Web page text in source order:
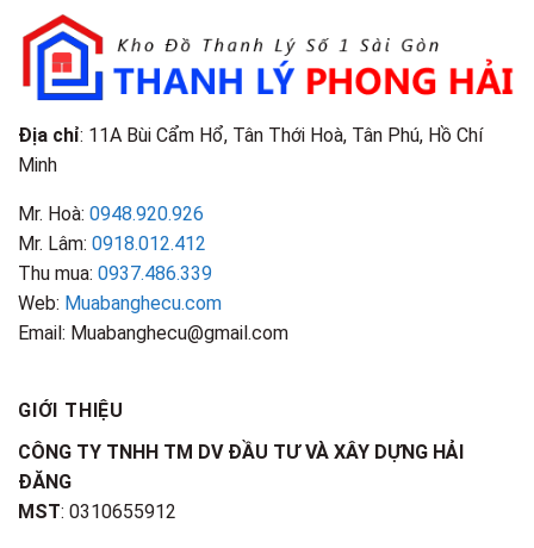
Điểm
Nhận
Biết
Địa chỉ: 11A Bùi Cẩm Hổ, Tân Thới Hoà, Tân Phú, Hồ Chí
Minh
Mr. Hoà: 0948.920.926
Mr. Lâm: 0918.012.412
Thu mua: 0937.486.339
Web: Muabanghecu.com
Email: Muabanghecu@gmail.com
GIỚI THIỆU
CÔNG TY TNHH TM DV ĐẦU TƯ VÀ XÂY DỰNG HẢI
ĐĂNG
MST: 0310655912